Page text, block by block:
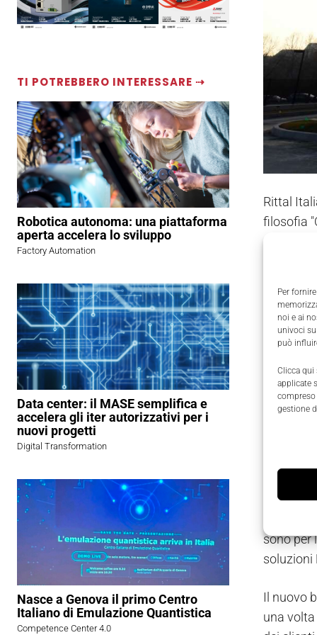
Per
noi e ai
univoci
può
Clicca qui
applicate
gestione
TI POTREBBERO INTERESSARE ⇢
Robotica autonoma: una piattaforma
aperta accelera lo sviluppo
Factory Automation
Data center: il MASE semplifica e
accelera gli iter autorizzativi per i
nuovi progetti
Digital Transformation
Nasce a Genova il primo Centro
Italiano di Emulazione Quantistica
Competence Center 4.0
Rittal
filosofia
degli
Il nuovo
Un
La
Il nuovo
center
sono per
soluzioni
Il nuovo
una